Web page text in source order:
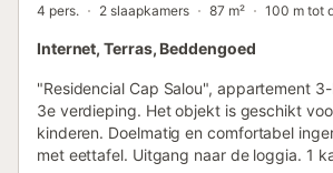
4 pers. 2 slaapkamers 87 m² 100 m tot
Internet, Terras, Beddengoed
"Residencial Cap Salou", appartement
3e verdieping. Het objekt is geschikt
kinderen. Doelmatig en comfortabel
met eettafel. Uitgang naar de loggia. 1